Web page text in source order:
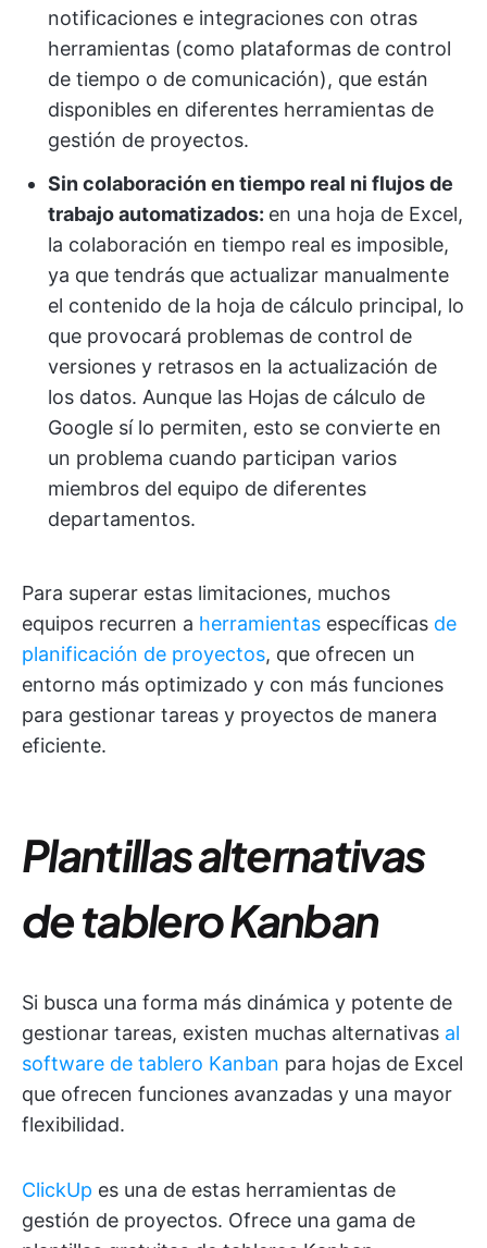
notificaciones e integraciones con otras
herramientas (como plataformas de control
de tiempo o de comunicación), que están
disponibles en diferentes herramientas de
gestión de proyectos.
Sin colaboración en tiempo real ni flujos de
trabajo automatizados: en una hoja de Excel,
la colaboración en tiempo real es imposible,
ya que tendrás que actualizar manualmente
el contenido de la hoja de cálculo principal, lo
que provocará problemas de control de
versiones y retrasos en la actualización de
los datos. Aunque las Hojas de cálculo de
Google sí lo permiten, esto se convierte en
un problema cuando participan varios
miembros del equipo de diferentes
departamentos.
Para superar estas limitaciones, muchos
equipos recurren a herramientas específicas de
planificación de proyectos, que ofrecen un
entorno más optimizado y con más funciones
para gestionar tareas y proyectos de manera
eficiente.
Plantillas alternativas
de tablero Kanban
Si busca una forma más dinámica y potente de
gestionar tareas, existen muchas alternativas al
software de tablero Kanban para hojas de Excel
que ofrecen funciones avanzadas y una mayor
flexibilidad.
ClickUp es una de estas herramientas de
gestión de proyectos. Ofrece una gama de